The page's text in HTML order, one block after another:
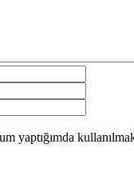
yaptığımda